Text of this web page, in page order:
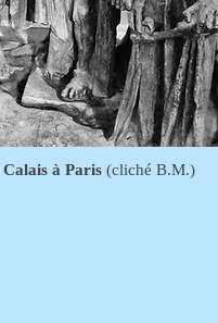
à Paris(cliché B.M.)